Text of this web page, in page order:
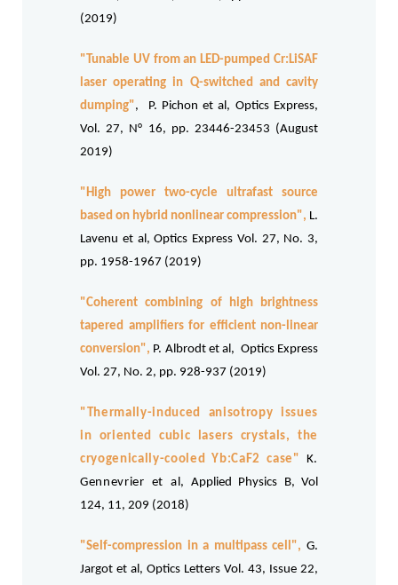
(2019)
"Tunable UV from an LED-pumped Cr:LiSAF
laser operating in Q-switched and cavity
dumping", P. Pichon et al, Optics Express,
Vol. 27, N° 16, pp. 23446-23453 (August
2019)
"High power two-cycle ultrafast source
based on hybrid nonlinear compression", L.
Lavenu et al, Optics Express Vol. 27, No. 3,
pp. 1958-1967 (2019)
"Coherent combining of high brightness
tapered amplifiers for efficient non-linear
conversion", P. Albrodt et al, Optics Express
Vol. 27, No. 2, pp. 928-937 (2019)
"Thermally-induced anisotropy issues
in oriented cubic lasers crystals, the
cryogenically-cooled Yb:CaF2 case" K.
Gennevrier et al, Applied Physics B, Vol
124, 11, 209 (2018)
"Self-compression in a multipass cell",G.
Jargot et al, Optics Letters Vol. 43, Issue 22,